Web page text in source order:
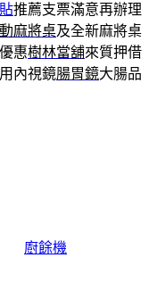
推薦支票滿意再辦理
麻將桌及全新麻將桌
惠樹林當舖來質押借
內視鏡腸胃鏡大腸品
廚餘機